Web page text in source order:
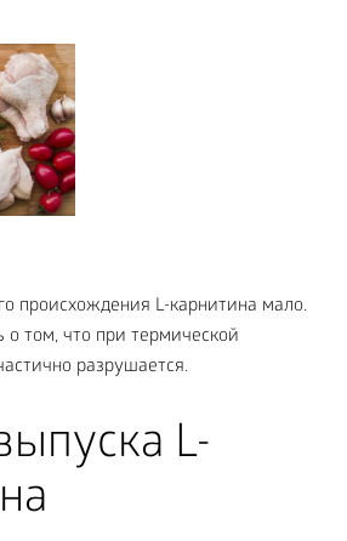
происхождения L-карнитина мало.
о том, что при термической
разрушается.
L-